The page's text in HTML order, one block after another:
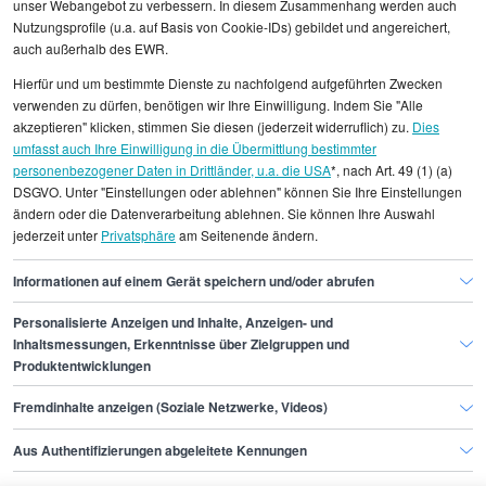
statistischen Erhebungen durch StepStone. Es sind
Durchschnittswerte und die Angaben können nicht
einzelnen Stellenangeboten zugeordnet werden.
Gehaltsinformationen Design
Business Designer
Business Designer Bochum
Finde den Job,
der zu dir passt.
unser Webangebot zu verbessern. In diesem Zusammenhang werden auch
Nutzungsprofile (u.a. auf Basis von Cookie-IDs) gebildet und angereichert,
auch außerhalb des EWR.
Hierfür und um bestimmte Dienste zu nachfolgend aufgeführten Zwecken
verwenden zu dürfen, benötigen wir Ihre Einwilligung. Indem Sie "Alle
akzeptieren" klicken, stimmen Sie diesen (jederzeit widerruflich) zu. Dies
umfasst auch Ihre Einwilligung in die Übermittlung bestimmter
personenbezogener Daten in Drittländer, u.a. die USA*, nach Art. 49 (1) (a)
DSGVO. Unter "Einstellungen oder ablehnen" können Sie Ihre Einstellungen
ändern oder die Datenverarbeitung ablehnen. Sie können Ihre Auswahl
jederzeit unter Privatsphäream Seitenende ändern.
Informationen auf einem Gerät speichern und/oder abrufen
Personalisierte Anzeigen und Inhalte, Anzeigen- und
Inhaltsmessungen, Erkenntnisse über Zielgruppen und
Produktentwicklungen
Fremdinhalte anzeigen (Soziale Netzwerke, Videos)
Aus Authentifizierungen abgeleitete Kennungen